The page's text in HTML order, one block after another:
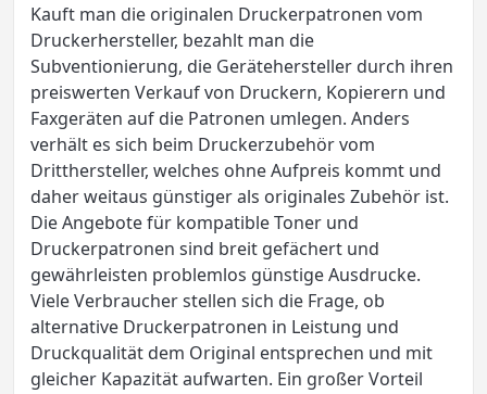
Kauft man die originalen Druckerpatronen vom
Druckerhersteller, bezahlt man die
Subventionierung, die Gerätehersteller durch ihren
preiswerten Verkauf von Druckern, Kopierern und
Faxgeräten auf die Patronen umlegen. Anders
verhält es sich beim Druckerzubehör vom
Dritthersteller, welches ohne Aufpreis kommt und
daher weitaus günstiger als originales Zubehör ist.
Die Angebote für kompatible Toner und
Druckerpatronen sind breit gefächert und
gewährleisten problemlos günstige Ausdrucke.
Viele Verbraucher stellen sich die Frage, ob
alternative Druckerpatronen in Leistung und
Druckqualität dem Original entsprechen und mit
gleicher Kapazität aufwarten. Ein großer Vorteil